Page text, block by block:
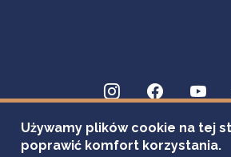
Używamy plików cookie na tej
poprawić komfort korzystania.